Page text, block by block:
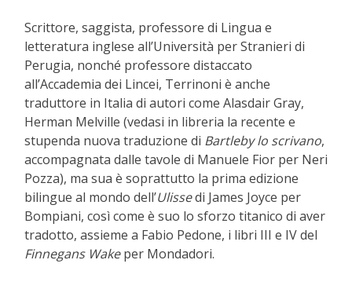
Scrittore, saggista, professore di Lingua e
letteratura inglese all’Università per Stranieri di
Perugia, nonché professore distaccato
all’Accademia dei Lincei, Terrinoni è anche
traduttore in Italia di autori come Alasdair Gray,
Herman Melville (vedasi in libreria la recente e
stupenda nuova traduzione di Bartleby lo scrivano,
accompagnata dalle tavole di Manuele Fior per Neri
Pozza), ma sua è soprattutto la prima edizione
bilingue al mondo dell’Ulissedi James Joyce per
Bompiani, così come è suo lo sforzo titanico di aver
tradotto, assieme a Fabio Pedone, i libri III e IV del
Finnegans Wakeper Mondadori.